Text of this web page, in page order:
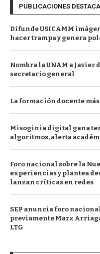
PUBLICACIONES
Difunde USICAMM
hacer trampa y genera
Nombra la UNAM a Javier
secretario general
La formación docente
Misoginia digital gana
algoritmos, alerta
Foro nacional sobre la
experiencias y plantea
lanzan críticas en redes
SEP anuncia foro
previamente Marx
LTG